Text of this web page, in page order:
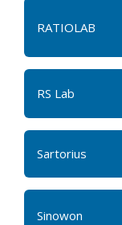
RATIOLAB
RS Lab
Sartorius
Sinowon